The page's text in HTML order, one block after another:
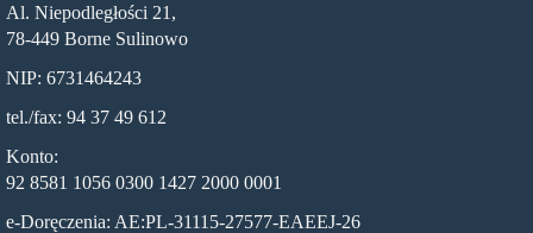
Al. Niepodległości 21,
78-449 Borne Sulinowo
NIP: 6731464243
tel./fax: 94 37 49 612
Konto:
92 8581 1056 0300 1427 2000 0001
e-Doręczenia: AE:PL-31115-27577-EAEEJ-26